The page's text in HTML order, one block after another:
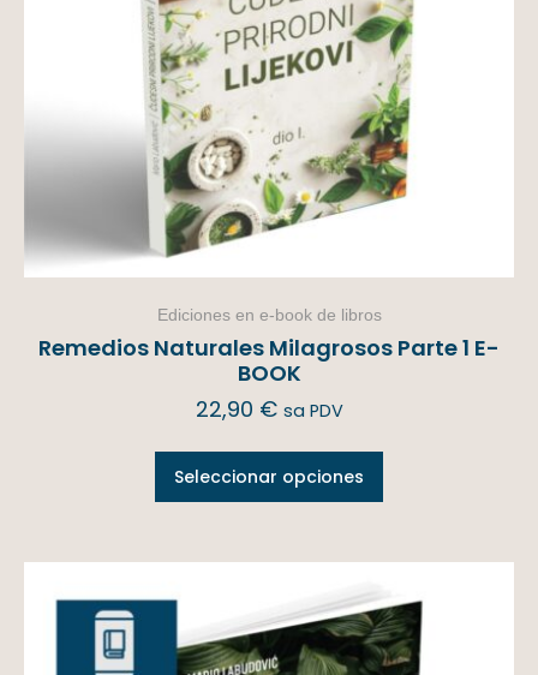
Ediciones en e-book de libros
Remedios Naturales Milagrosos Parte 1 E-
BOOK
22,90 € sa PDV
Seleccionar opciones